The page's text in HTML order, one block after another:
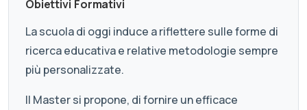
Obiettivi Formativi
La scuola di oggi induce a riflettere sulle forme di
ricerca educativa e relative metodologie sempre
più personalizzate.
Il Master si propone, di fornire un efficace